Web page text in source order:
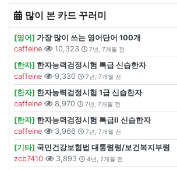
많이 본 카드 꾸러미
[영어] 가장 많이 쓰는 영어단어 100개
caffeine
10,323 7년, 7개월 전
[한자] 한자능력검정시험 특급 신습한자
caffeine
9,330 7년, 7개월 전
[한자] 한자능력검정시험 1급 신습한자
caffeine
8,970 7년, 7개월 전
[한자] 한자능력검정시험 특급II 신습한자
caffeine
3,966 7년, 7개월 전
[기타] 국민건강보험법 대통령령/보건복지부령
zcb7410
3,893 4년, 2개월 전